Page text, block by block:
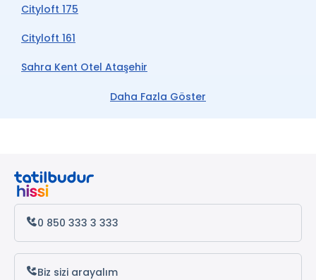
Daha Fazla Göster
Cityloft 175
Cityloft 161
Sahra Kent Otel Ataşehir
0 850 333 3 333
Biz sizi arayalım